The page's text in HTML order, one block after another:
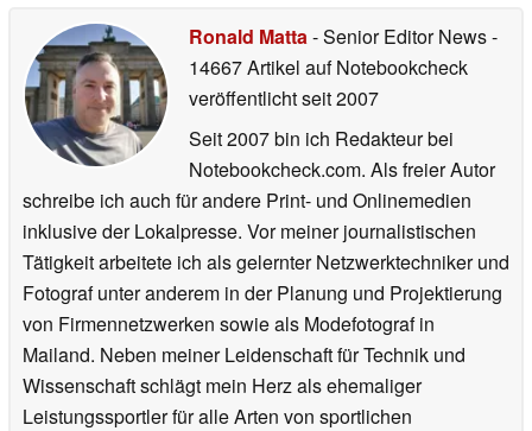
Ronald Matta- Senior Editor News-
14667 Artikel auf Notebookcheck
veröffentlichtseit 2007
Seit 2007 bin ich Redakteur bei
Notebookcheck.com. Als freier Autor
schreibe ich auch für andere Print- und Onlinemedien
inklusive der Lokalpresse. Vor meiner journalistischen
Tätigkeit arbeitete ich als gelernter Netzwerktechniker und
Fotograf unter anderem in der Planung und Projektierung
von Firmennetzwerken sowie als Modefotograf in
Mailand. Neben meiner Leidenschaft für Technik und
Wissenschaft schlägt mein Herz als ehemaliger
Leistungssportler für alle Arten von sportlichen